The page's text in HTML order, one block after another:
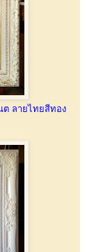
ต ลายไทยสีทอง